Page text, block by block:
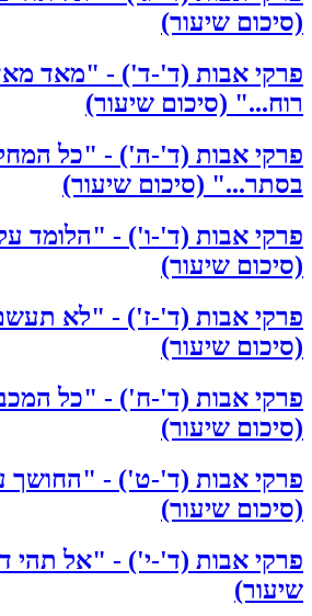
(סיכום שיעור)
פרקי אבות (ד'-ד') - "מאד
רוח..." (סיכום שיעור)
פרקי אבות (ד'-ה') - "כל
בסתר..." (סיכום שיעור)
פרקי אבות (ד'-ו') - "הלומד
(סיכום שיעור)
פרקי אבות (ד'-ז') - "לא
(סיכום שיעור)
פרקי אבות (ד'-ח') - "כל
(סיכום שיעור)
פרקי אבות (ד'-ט') - "החושך
(סיכום שיעור)
פרקי אבות (ד'-י') - "אל תהי
שיעור)